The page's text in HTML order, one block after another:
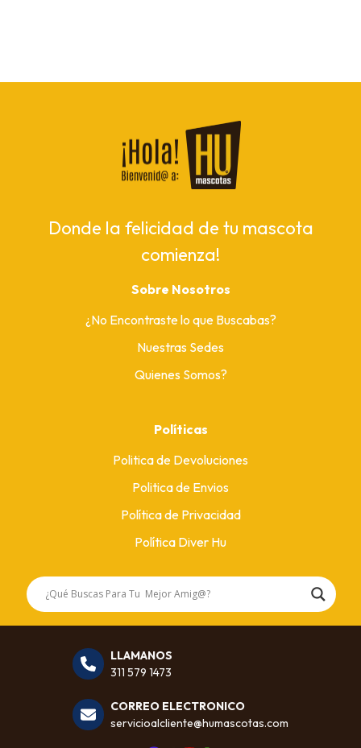
Donde la felicidad de tu mascota
comienza!
Sobre Nosotros
¿No Encontraste lo que Buscabas?
Nuestras Sedes
Quienes Somos?
Políticas
Politica de Devoluciones
Politica de Envios
Política de Privacidad
Política Diver Hu
LLAMANOS
311 579 1473
CORREO ELECTRONICO
servicioalcliente@humascotas.com